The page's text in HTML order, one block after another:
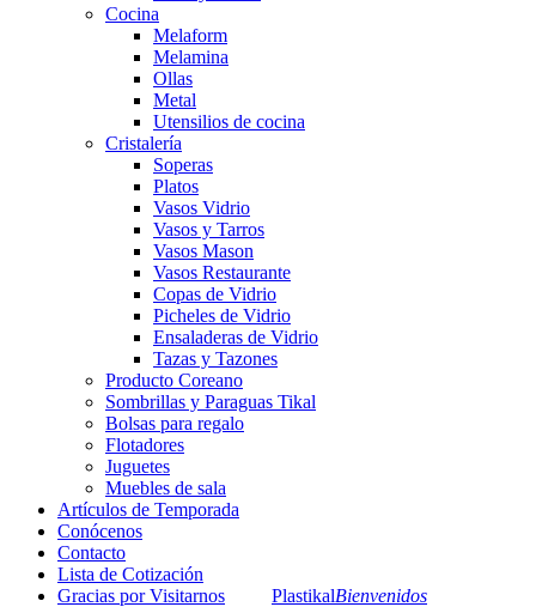
Cocina
Melaform
Melamina
Ollas
Metal
Utensilios de cocina
Cristalería
Soperas
Platos
Vasos Vidrio
Vasos y Tarros
Vasos Mason
Vasos Restaurante
Copas de Vidrio
Picheles de Vidrio
Ensaladeras de Vidrio
Tazas y Tazones
Producto Coreano
Sombrillas y Paraguas Tikal
Bolsas para regalo
Flotadores
Juguetes
Muebles de sala
Artículos de Temporada
Conócenos
Contacto
Lista de Cotización
Gracias por Visitarnos
PlastikalBienvenidos